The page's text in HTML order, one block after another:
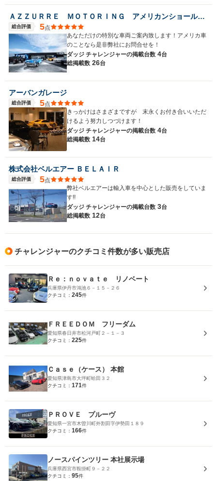
ＡＺＺＵＲＲＥ ＭＯＴＯＲＩＮＧ アメリカンショールーム
総合評価 5点
あなただけの特別な車両ご案内致します！アメリカ車
のことなら是非弊社にお問合せを！
ダッジ チャレンジャーの掲載台数 4台
総掲載数 26台
アーバンガレージ
総合評価 5点
きっかけはさまざまですが 末永くお付き合いいただ
けるよう努力しつづけます！
ダッジ チャレンジャーの掲載台数 4台
総掲載数 14台
株式会社ベルエアー ＢＥＬＡＩＲ
総合評価 5点
弊社ベルエアーは輸入車を中心とした販売をしていま
す!!
ダッジ チャレンジャーの掲載台数 3台
総掲載数 12台
チャレンジャーのクチコミ件数が多い販売店
Ｒｅ：ｎｏｖａｔｅ リノベート
兵庫県伊丹市鴻池６－１５－２６
クチコミ： 245件
ＦＲＥＥＤＯＭ フリーダム
愛知県春日井市松河戸町２－１－３
クチコミ： 225件
Ｃａｓｅ（ケース） 本館
愛知県津島市大坪町蛤田３２
クチコミ： 171件
ＰＲＯＶＥ プルーヴ
愛知県一宮市木曽川町外割田字伊勢田１８９
クチコミ： 166件
ノースパインツリー 本社展示場
兵庫県西宮市鞍掛町９－２２
クチコミ： 95件